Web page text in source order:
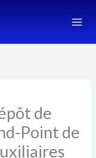
de
Point de